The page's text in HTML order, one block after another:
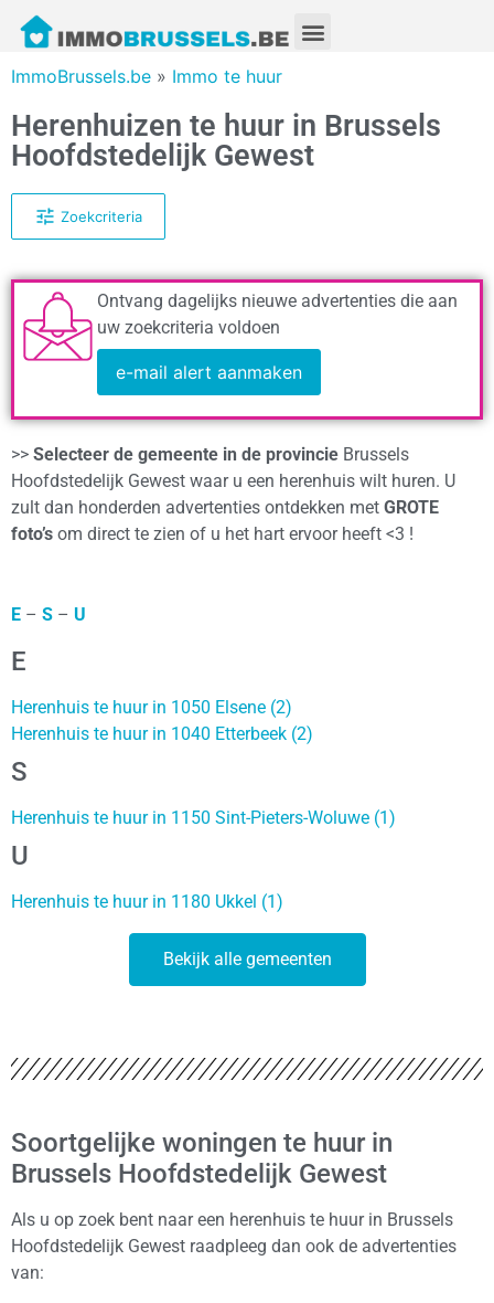
ImmoBrussels.be » Immo te huur
Herenhuizen te huur in Brussels
Hoofdstedelijk Gewest
Zoekcriteria
Ontvang dagelijks nieuwe advertenties die aan
uw zoekcriteria voldoen
e-mail alert aanmaken
>> Selecteer de gemeente in de provincie Brussels
Hoofdstedelijk Gewest waar u een herenhuis wilt huren. U
zult dan honderden advertenties ontdekken met GROTE
foto’s om direct te zien of u het hart ervoor heeft <3 !
E – S – U
E
Herenhuis te huur in 1050 Elsene (2)
Herenhuis te huur in 1040 Etterbeek (2)
S
Herenhuis te huur in 1150 Sint-Pieters-Woluwe (1)
U
Herenhuis te huur in 1180 Ukkel (1)
Bekijk alle gemeenten
Soortgelijke woningen te huur in
Brussels Hoofdstedelijk Gewest
Als u op zoek bent naar een herenhuis te huur in Brussels
Hoofdstedelijk Gewest raadpleeg dan ook de advertenties
van: